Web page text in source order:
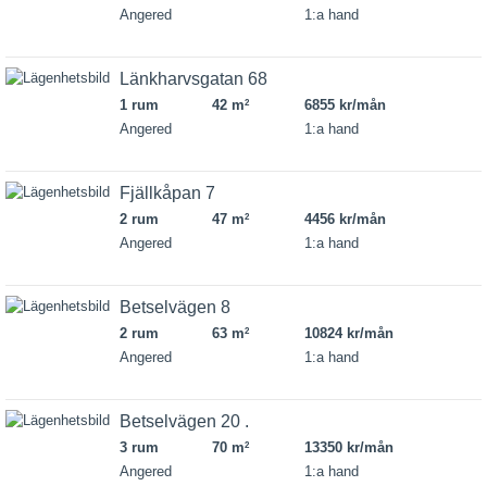
Angered
1:a hand
Länkharvsgatan 68
1 rum 42 m2
6855 kr/mån
Angered
1:a hand
Fjällkåpan 7
2 rum 47 m2
4456 kr/mån
Angered
1:a hand
Betselvägen 8
2 rum 63 m2
10824 kr/mån
Angered
1:a hand
Betselvägen 20 .
3 rum 70 m2
13350 kr/mån
Angered
1:a hand